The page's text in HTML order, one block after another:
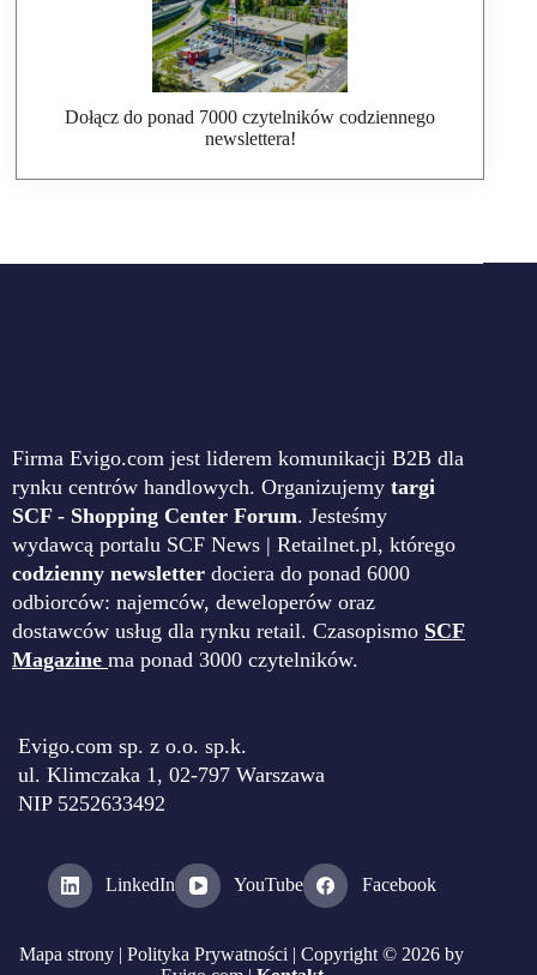
Dołącz do ponad 7000 czytelników codziennego
newslettera!
Firma Evigo.com jest liderem komunikacji B2B dla
rynku centrów handlowych. Organizujemy targi
SCF - Shopping Center Forum. Jesteśmy
wydawcą portalu SCF News | Retailnet.pl, którego
codzienny newsletter dociera do ponad 6000
odbiorców: najemców, deweloperów oraz
dostawców usług dla rynku retail. Czasopismo SCF
Magazine ma ponad 3000 czytelników.
Evigo.com sp. z o.o. sp.k.
ul. Klimczaka 1, 02-797 Warszawa
NIP 5252633492
LinkedIn YouTube Facebook
Mapa strony |Polityka Prywatności | Copyright © 2026 by